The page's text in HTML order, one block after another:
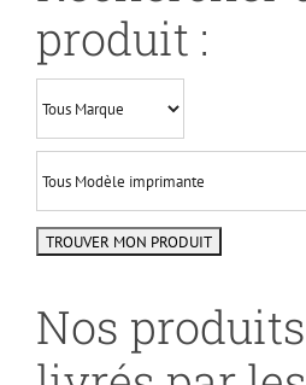
produit :
Nos